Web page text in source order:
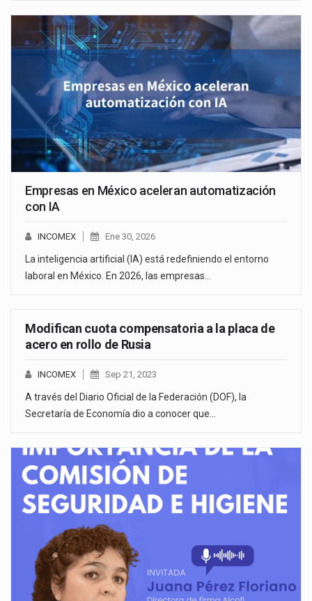
Empresas en México aceleran automatización
con IA
INCOMEX Ene 30, 2026
La inteligencia artificial (IA) está redefiniendo el entorno
laboral en México. En 2026, las empresas…
Modifican cuota compensatoria a la placa de
acero en rollo de Rusia
INCOMEX Sep 21, 2023
A través del Diario Oficial de la Federación (DOF), la
Secretaría de Economía dio a conocer que…